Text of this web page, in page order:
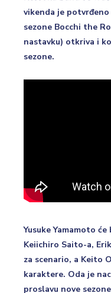
vikenda je
sezone Bocchi the
nastavku) otkriva i
sezone.
Yusuke Yamamoto
Keiichiro Saito-a,
za scenario, a Keito
karaktere. Oda je
proslavu nove